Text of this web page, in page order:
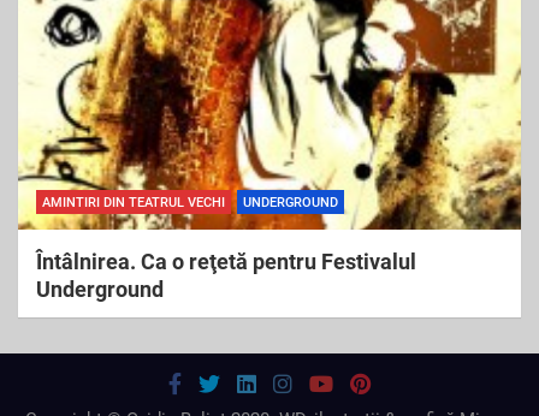
AMINTIRI DIN TEATRUL VECHI UNDERGROUND
Întâlnirea. Ca o reţetă pentru Festivalul
Underground